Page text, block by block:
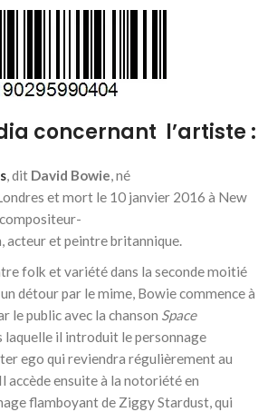
concernant l’artiste :
, dit David Bowie, né
et mort le 10 janvier 2016 à New
acteur et peintre britannique.
folk et variété dans la seconde moitié
détour par le mime, Bowie commence à
le public avec la chanson Space
laquelle il introduit le personnage
ego qui reviendra régulièrement au
accède ensuite à la notoriété en
flamboyant de Ziggy Stardust, qui